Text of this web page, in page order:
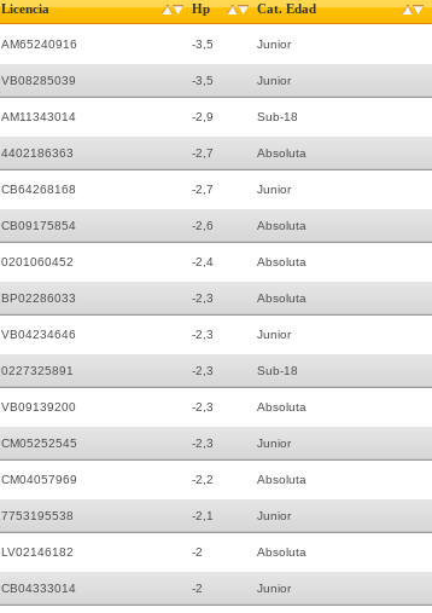
Licencia Hp Cat. Edad
AM65240916 -3,5 Junior
VB08285039 -3,5 Junior
AM11343014 -2,9 Sub-18
4402186363 -2,7 Absoluta
CB64268168 -2,7 Junior
CB09175854 -2,6 Absoluta
0201060452 -2,4 Absoluta
BP02286033 -2,3 Absoluta
VB04234646 -2,3 Junior
0227325891 -2,3 Sub-18
VB09139200 -2,3 Absoluta
CM05252545 -2,3 Junior
CM04057969 -2,2 Absoluta
7753195538 -2,1 Junior
LV02146182 -2 Absoluta
CB04333014 -2 Junior